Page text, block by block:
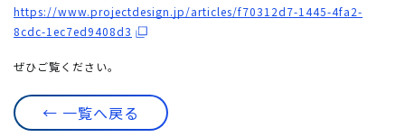
https://www.projectdesign.jp/articles/f70312d7-1445-4fa2-
8cdc-1ec7ed9408d3
ぜひご覧ください。
← 一覧へ戻る